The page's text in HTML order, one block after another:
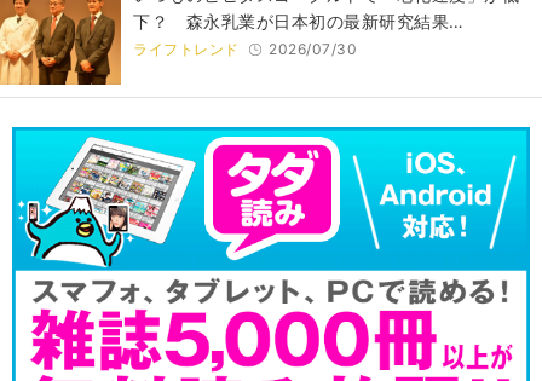
下？ 森永乳業が日本初の最新研究結果…
ライフトレンド 2026/07/30